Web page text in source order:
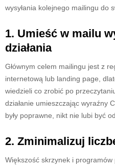
wysyłania kolejnego mailingu do
1. Umieść w mailu
działania
Głównym celem mailingu jest z
internetową lub landing page,
wiedzieli co zrobić po
działanie umieszczając wyraźny
były poprawne, nikt nie lubi być
2. Zminimalizuj
Większość skrzynek i